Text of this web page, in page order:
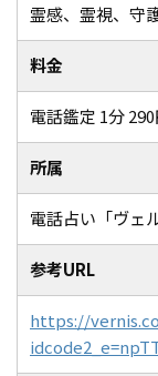
霊感、霊視、守
料金
電話鑑定 1分
所属
電話占い「ヴェ
参考URL
https://